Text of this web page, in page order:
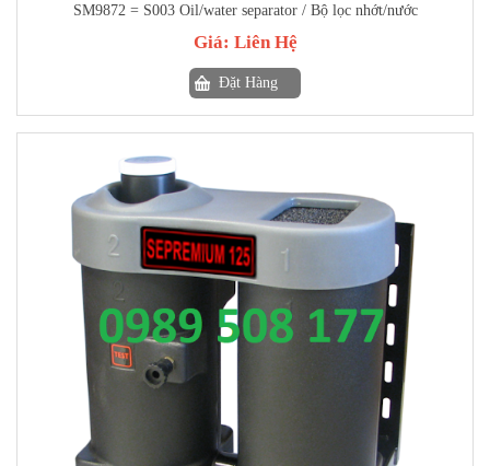
SM9872 = S003 Oil/water separator / Bộ lọc nhớt/nước
Giá: Liên Hệ
Đặt Hàng